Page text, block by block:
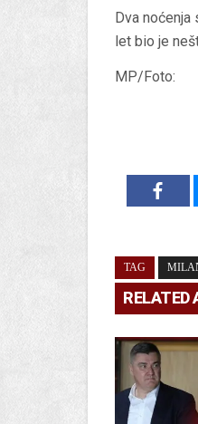
Dva
let bio je
MP/Foto:
TAG
RELATED